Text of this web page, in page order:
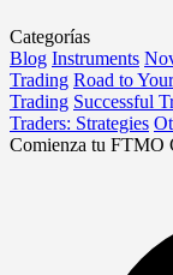
Categorías
Blog Instruments
Trading Road to
Trading Successful
Traders: Strategies
Comienza tu FTMO